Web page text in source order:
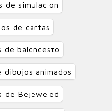
de simulacion
de cartas
de baloncesto
dibujos animados
de Bejeweled